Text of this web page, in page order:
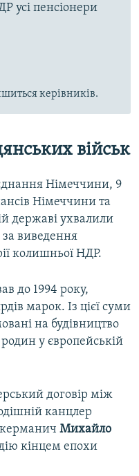
усі пенсіонери
керівників.
військ
Німеччини, 9
Німеччини та
державі ухвалили
за виведення
колишньої НДР.
до 1994 року,
марок. Із цієї суми
на будівництво
у європейській
договір між
канцлер
Михайло
кінцем епохи